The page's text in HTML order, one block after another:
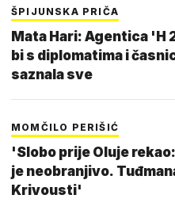
ŠPIJUNSKA PRIČA
Mata Hari: Agentica 'H
bi s diplomatima i
saznala sve
MOMČILO PERIŠIĆ
'Slobo prije Oluje
je neobranjivo.
Krivousti'